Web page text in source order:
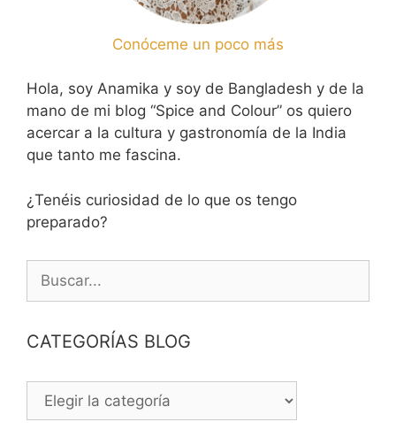
Conóceme un poco más
Hola, soy Anamika y soy de Bangladesh y de la
mano de mi blog “Spice and Colour” os quiero
acercar a la cultura y gastronomía de la India
que tanto me fascina.
¿Tenéis curiosidad de lo que os tengo
preparado?
CATEGORÍAS BLOG
CATEGORÍAS
BLOG